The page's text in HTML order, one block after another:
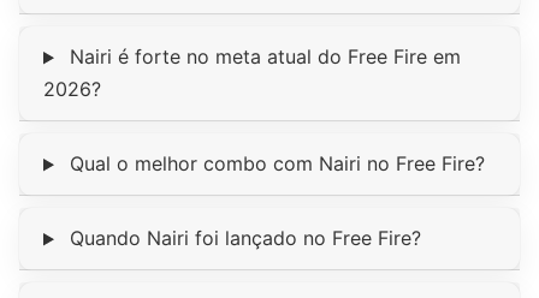
Nairi é forte no meta atual do Free Fire em
2026?
Qual o melhor combo com Nairi no Free Fire?
Quando Nairi foi lançado no Free Fire?